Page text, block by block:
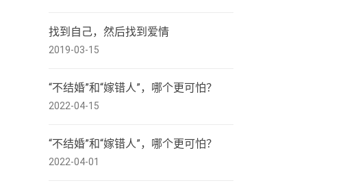
找到自己，然后找到爱情
2019-03-15
“不结婚”和“嫁错人”，哪个更可怕？
2022-04-15
“不结婚”和“嫁错人”，哪个更可怕？
2022-04-01